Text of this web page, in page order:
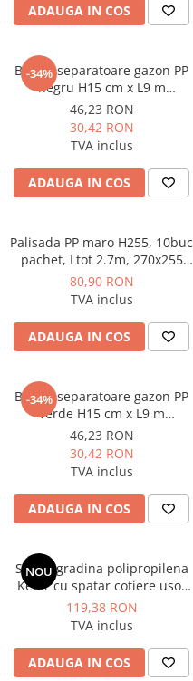
ADAUGA IN COS
-34%
Banda separatoare gazon PP
negru H15 cm x L9 m
Vodaland gama Terra
46,23 RON
30,42 RON
TVA inclus
ADAUGA IN COS
Palisada PP maro H255, 10buc
pachet, Ltot 2.7m, 270x255
Vodaland gama Terra
80,90 RON
TVA inclus
ADAUGA IN COS
-34%
Banda separatoare gazon PP
verde H15 cm x L9 m
Vodaland gama Terra
46,23 RON
30,42 RON
TVA inclus
ADAUGA IN COS
NOU
Scaun gradina polipropilena
Keter cu spatar cotiere usor
rotunjite cappuccino
61.5x58.5x79 cm rezistent UV
119,38 RON
TVA inclus
ADAUGA IN COS